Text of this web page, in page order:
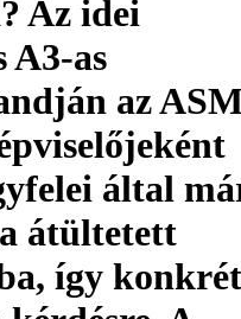
Az idei
as
az
által
átültetett
így